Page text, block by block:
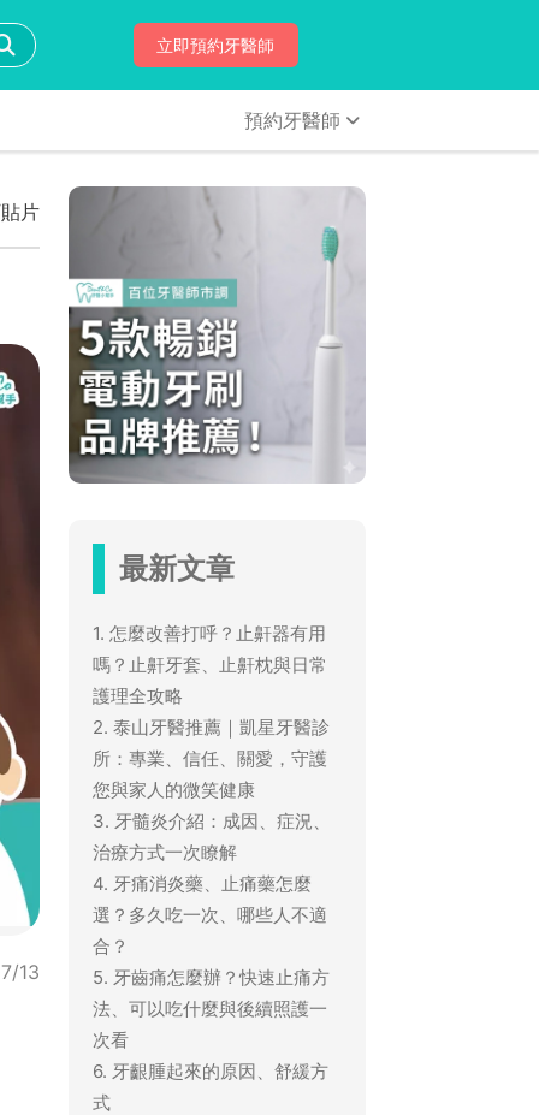
立即預約牙醫師
預約牙醫師
片
13
最新文章
1. 怎麼改善打呼？止鼾器有用
嗎？止鼾牙套、止鼾枕與日常
護理全攻略
2. 泰山牙醫推薦｜凱星牙醫診
所：專業、信任、關愛，守護
您與家人的微笑健康
3. 牙髓炎介紹：成因、症況、
治療方式一次瞭解
4. 牙痛消炎藥、止痛藥怎麼
選？多久吃一次、哪些人不適
合？
5. 牙齒痛怎麼辦？快速止痛方
法、可以吃什麼與後續照護一
次看
6. 牙齦腫起來的原因、舒緩方
式